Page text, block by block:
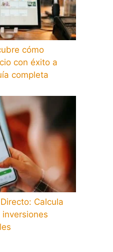
cómo
con éxito a
completa
Calcula